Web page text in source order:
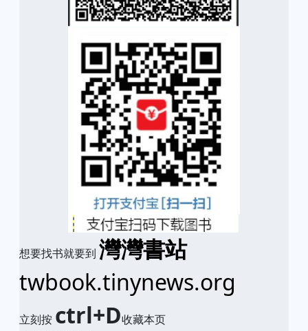
想要找书就要到 灣灣書站
twbook.tinynews.org
立刻按 ctrl+D收藏本页